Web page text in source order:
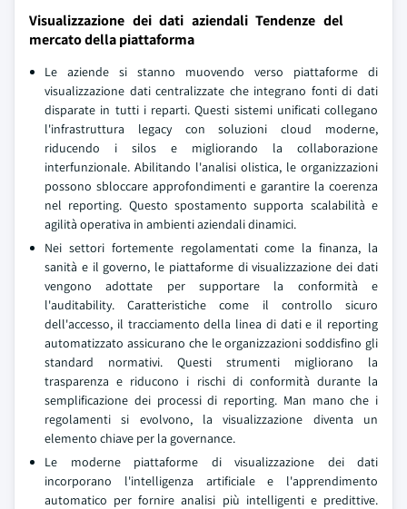
Visualizzazione dei dati aziendali Tendenze del
mercato della piattaforma
Le aziende si stanno muovendo verso piattaforme di
visualizzazione dati centralizzate che integrano fonti di dati
disparate in tutti i reparti. Questi sistemi unificati collegano
l'infrastruttura legacy con soluzioni cloud moderne,
riducendo i silos e migliorando la collaborazione
interfunzionale. Abilitando l'analisi olistica, le organizzazioni
possono sbloccare approfondimenti e garantire la coerenza
nel reporting. Questo spostamento supporta scalabilità e
agilità operativa in ambienti aziendali dinamici.
Nei settori fortemente regolamentati come la finanza, la
sanità e il governo, le piattaforme di visualizzazione dei dati
vengono adottate per supportare la conformità e
l'auditability. Caratteristiche come il controllo sicuro
dell'accesso, il tracciamento della linea di dati e il reporting
automatizzato assicurano che le organizzazioni soddisfino gli
standard normativi. Questi strumenti migliorano la
trasparenza e riducono i rischi di conformità durante la
semplificazione dei processi di reporting. Man mano che i
regolamenti si evolvono, la visualizzazione diventa un
elemento chiave per la governance.
Le moderne piattaforme di visualizzazione dei dati
incorporano l'intelligenza artificiale e l'apprendimento
automatico per fornire analisi più intelligenti e predittive.